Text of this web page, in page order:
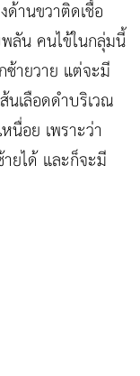
ด้านขวาติดเชื้อ
ลัน คนไข้ในกลุ่มนี้
ายวาย แต่จะมี
นเลือดดำบริเวณ
นื่อย เพราะว่า
ยได้ และก็จะมี